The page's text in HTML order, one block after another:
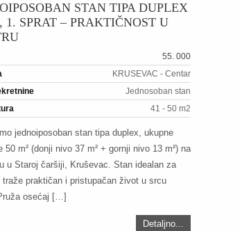
STAN TIPA DUPLEX
1. SPRAT – PRAKTIČNOST U
55. 000
KRUSEVAC - Centar
Jednosoban stan
41 - 50 m2
jednoiposoban stan tipa duplex, ukupne
50 m² (donji nivo 37 m² + gornji nivo 13 m²) na
u Staroj čaršiji, Kruševac. Stan idealan za
traže praktičan i pristupačan život u srcu
osećaj […]
Detaljno...